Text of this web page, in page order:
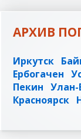
АРХИВ
Иркутск
Ербогачен
Пекин Улан-
Красноярск